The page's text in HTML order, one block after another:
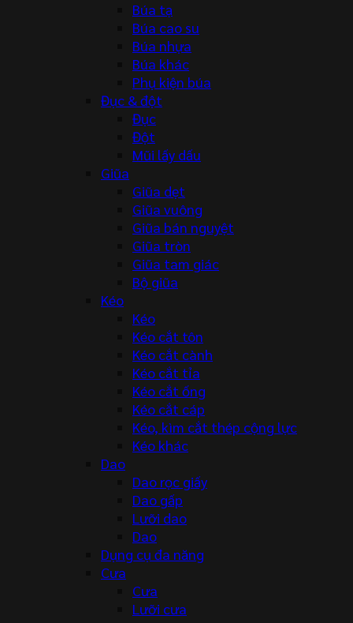
Búa tạ
Búa cao su
Búa nhựa
Búa khác
Phụ kiện búa
Đục & đột
Đục
Đột
Mũi lấy dấu
Giũa
Giũa dẹt
Giũa vuông
Giũa bán nguyệt
Giũa tròn
Giũa tam giác
Bộ giũa
Kéo
Kéo
Kéo cắt tôn
Kéo cắt cành
Kéo cắt tỉa
Kéo cắt ống
Kéo cắt cáp
Kéo, kìm cắt thép cộng lực
Kéo khác
Dao
Dao rọc giấy
Dao gấp
Lưỡi dao
Dao
Dụng cụ đa năng
Cưa
Cưa
Lưỡi cưa